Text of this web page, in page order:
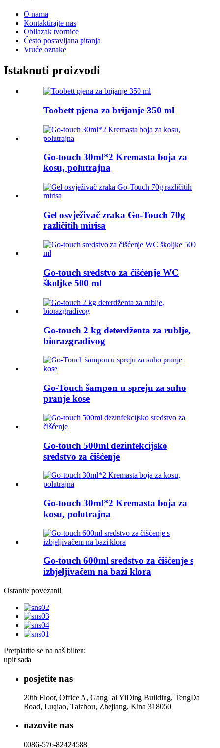
O nama
Kontaktirajte nas
Obilazak tvornice
Često postavljana pitanja
Vruće oznake
Istaknuti proizvodi
Toobett pjena za brijanje 350 ml
Go-touch 30ml*2 Kremasta boja za
kosu, polutrajna
Gel osvježivač zraka Go-Touch 70g
različitih mirisa
Go-touch sredstvo za čišćenje WC
školjke 500 ml
Go-touch 2 kg deterdženta za rublje,
biorazgradivog
Go-Touch šampon u spreju za suho
pranje kose
Go-touch 500ml dezinfekcijsko
sredstvo za čišćenje
Go-touch 30ml*2 Kremasta boja za
kosu, polutrajna
Go-touch 600ml sredstvo za čišćenje s
izbjeljivačem na bazi klora
Ostanite povezani!
Pretplatite se na naš bilten:
upit sada
posjetite nas
20th Floor, Office A, GangTai YiDing Building, TengDa
Road, Luqiao, Taizhou, Zhejiang, Kina 318050
nazovite nas
0086-576-82424588